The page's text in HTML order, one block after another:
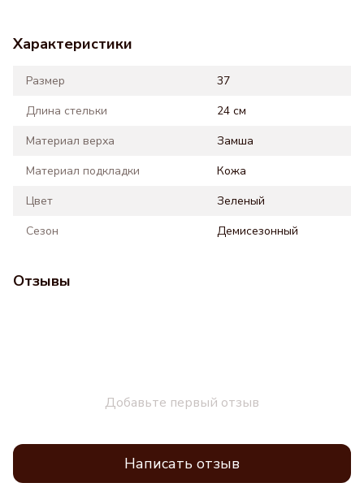
Характеристики
Размер
37
Длина стельки
24 см
Материал верха
Замша
Материал подкладки
Кожа
Цвет
Зеленый
Сезон
Демисезонный
Отзывы
Добавьте первый отзыв
Написать отзыв